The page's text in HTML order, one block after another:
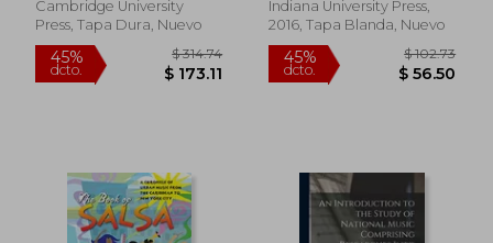
Cambridge University
Press, Tapa Dura, Nuevo
Inglés)
Indiana University Press,
2016, Tapa Blanda, Nuevo